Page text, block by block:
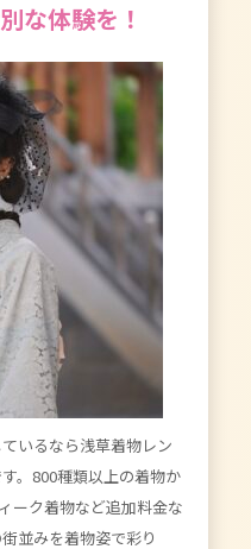
な体験を！
いるなら浅草着物レン
。800種類以上の着物か
ーク着物など追加料金な
並みを着物姿で彩り